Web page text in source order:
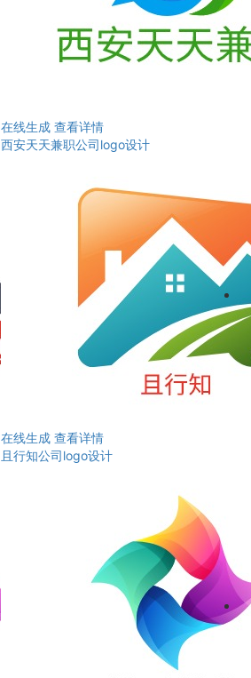
在线生成 查看详情
西安天天兼职公司logo设计
在线生成 查看详情
且行知公司logo设计